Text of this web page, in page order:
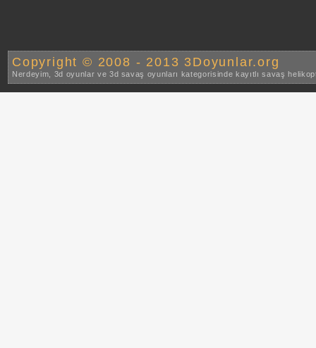
Copyright © 2008 - 2013 3Doyunlar.org
Nerdeyim, 3d oyunlar ve 3d savaş oyunları kategorisinde kayıtlı savaş